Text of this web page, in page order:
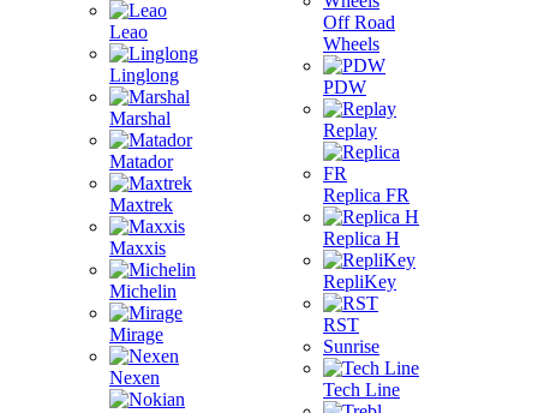
Leao
Linglong
Marshal
Matador
Maxtrek
Maxxis
Michelin
Mirage
Nexen
Off Road
Wheels
PDW
Replay
Replica FR
Replica H
RepliKey
RST
Sunrise
Tech Line